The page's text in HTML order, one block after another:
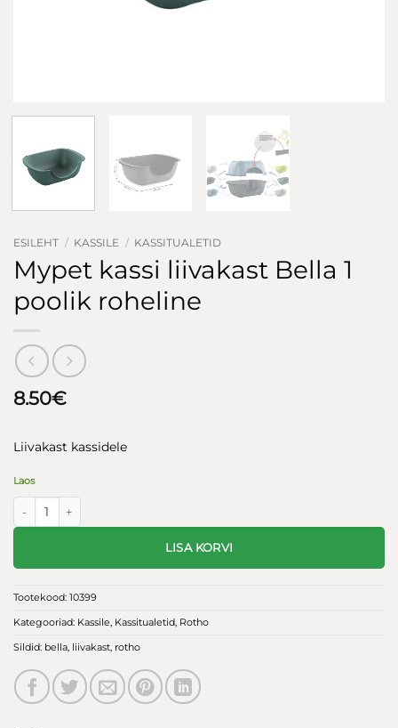
ESILEHT / KASSILE / KASSITUALETID
Mypet kassi liivakast Bella 1
poolik roheline
8.50€
Liivakast kassidele
Laos
LISA KORVI
Tootekood: 10399
Kategooriad: Kassile Kassitualetid Rotho
Sildid: bella liivakast rotho